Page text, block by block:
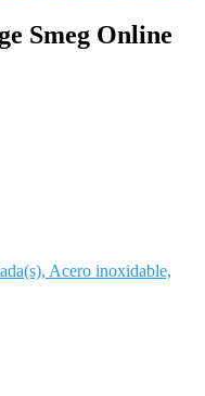
Smeg Online
Acero inoxidable,